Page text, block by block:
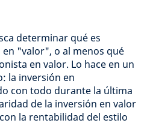
determinar qué es
"valor", o al menos qué
en valor. Lo hace en un
la inversión en
con todo durante la última
de la inversión en valor
la rentabilidad del estilo